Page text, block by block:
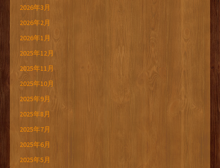
2026年3月
2026年2月
2026年1月
2025年12月
2025年11月
2025年10月
2025年9月
2025年8月
2025年7月
2025年6月
2025年5月